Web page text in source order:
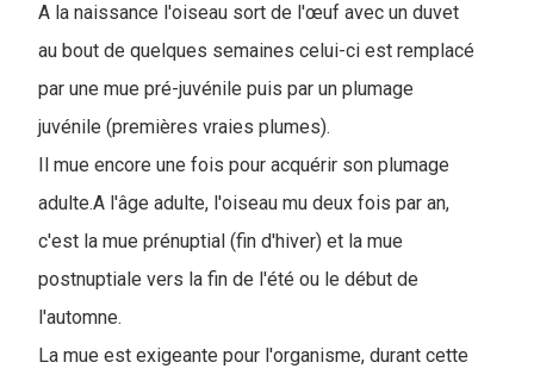
A la naissance l'oiseau sort de l'œuf avec un duvet
au bout de quelques semaines celui-ci est remplacé
par une mue pré-juvénile puis par un plumage
juvénile (premières vraies plumes).
Il mue encore une fois pour acquérir son plumage
adulte.A l'âge adulte, l'oiseau mu deux fois par an,
c'est la mue prénuptial (fin d'hiver) et la mue
postnuptiale vers la fin de l'été ou le début de
l'automne.
La mue est exigeante pour l'organisme, durant cette